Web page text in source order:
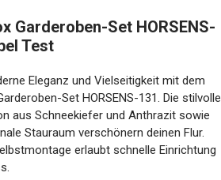
Garderoben-Set HORSENS-
Test
Eleganz und Vielseitigkeit mit dem
Set HORSENS-131. Die stilvolle
aus Schneekiefer und Anthrazit sowie
Stauraum verschönern deinen Flur.
erlaubt schnelle Einrichtung